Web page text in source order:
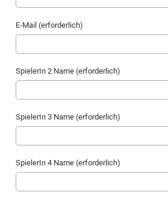
E-Mail (erforderlich)
SpielerIn 2 Name (erforderlich)
SpielerIn 3 Name (erforderlich)
SpielerIn 4 Name (erforderlich)